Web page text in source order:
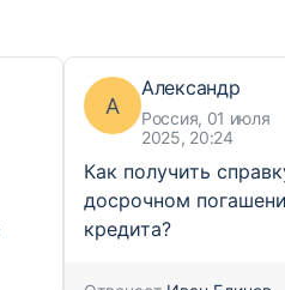
А
Александр
Россия, 01 июля
2025, 20:24
Как получить
досрочном
кредита?